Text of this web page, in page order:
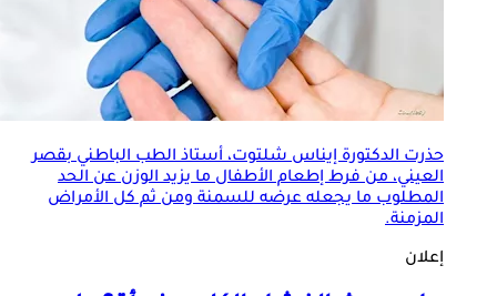
حذرت الدكتورة إيناس شلتوت، أستاذ الطب الباطني بقصر
العيني، من فرط إطعام الأطفال ما يزيد الوزن عن الحد
المطلوب ما يجعله عرضه للسمنة ومن ثم كلالأمراض
المزمنة.
إعلان